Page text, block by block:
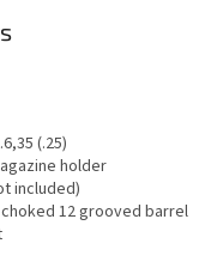
(.25)
holder
included)
12 grooved barrel